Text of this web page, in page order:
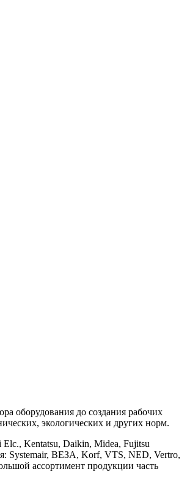
оборудования до создания рабочих
экологических и других норм.
Kentatsu, Daikin, Midea, Fujitsu
Systemair, ВЕЗА, Korf, VTS, NED, Vertro,
ассортимент продукции часть